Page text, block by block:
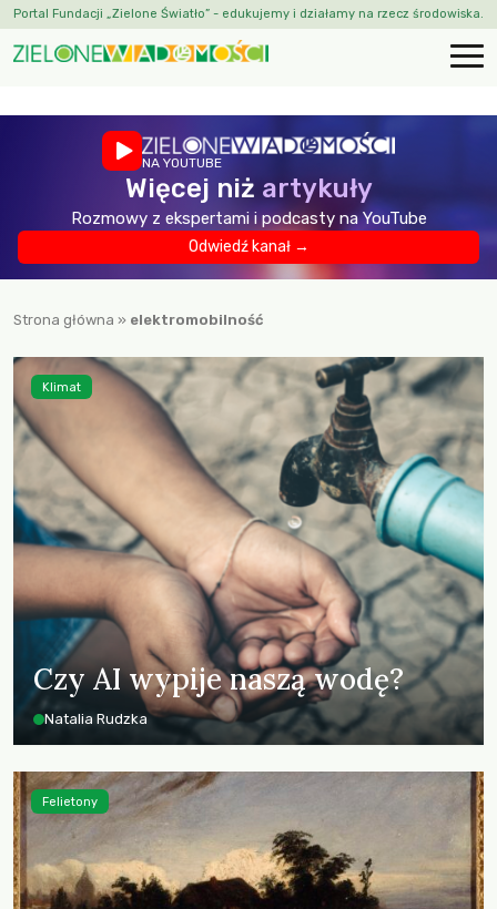
Portal Fundacji „Zielone Światło” - edukujemy i działamy na rzecz środowiska.
NA YOUTUBE
Więcej niż artykuły
Rozmowy z ekspertami i podcasty na YouTube
Odwiedź kanał →
Strona główna » elektromobilność
Czy AI wypije naszą wodę?
Natalia Rudzka
Klimat
Felietony